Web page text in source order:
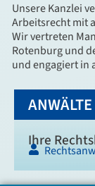
Unsere Kanzlei
Arbeitsrecht mit
Wir vertreten
Rotenburg und
und engagiert in
ANWÄLTE
Ihre